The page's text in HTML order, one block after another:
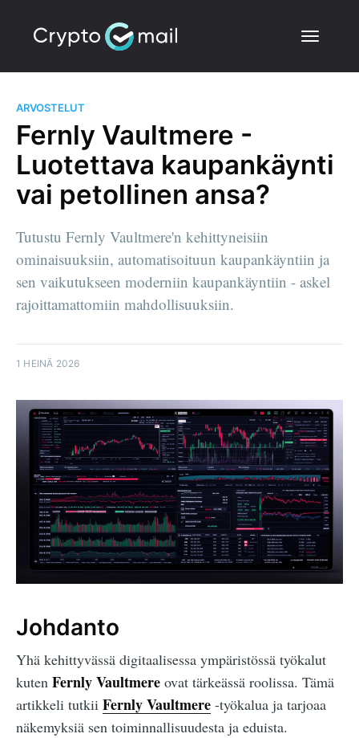
ARVOSTELUT
Fernly Vaultmere -
Luotettava kaupankäynti
vai petollinen ansa?
Tutustu Fernly Vaultmere'n kehittyneisiin
ominaisuuksiin, automatisoituun kaupankäyntiin ja
sen vaikutukseen moderniin kaupankäyntiin - askel
rajoittamattomiin mahdollisuuksiin.
1 HEINÄ 2026
Johdanto
Yhä kehittyvässä digitaalisessa ympäristössä työkalut
kuten Fernly Vaultmere ovat tärkeässä roolissa. Tämä
artikkeli tutkii Fernly Vaultmere -työkalua ja tarjoaa
näkemyksiä sen toiminnallisuudesta ja eduista.